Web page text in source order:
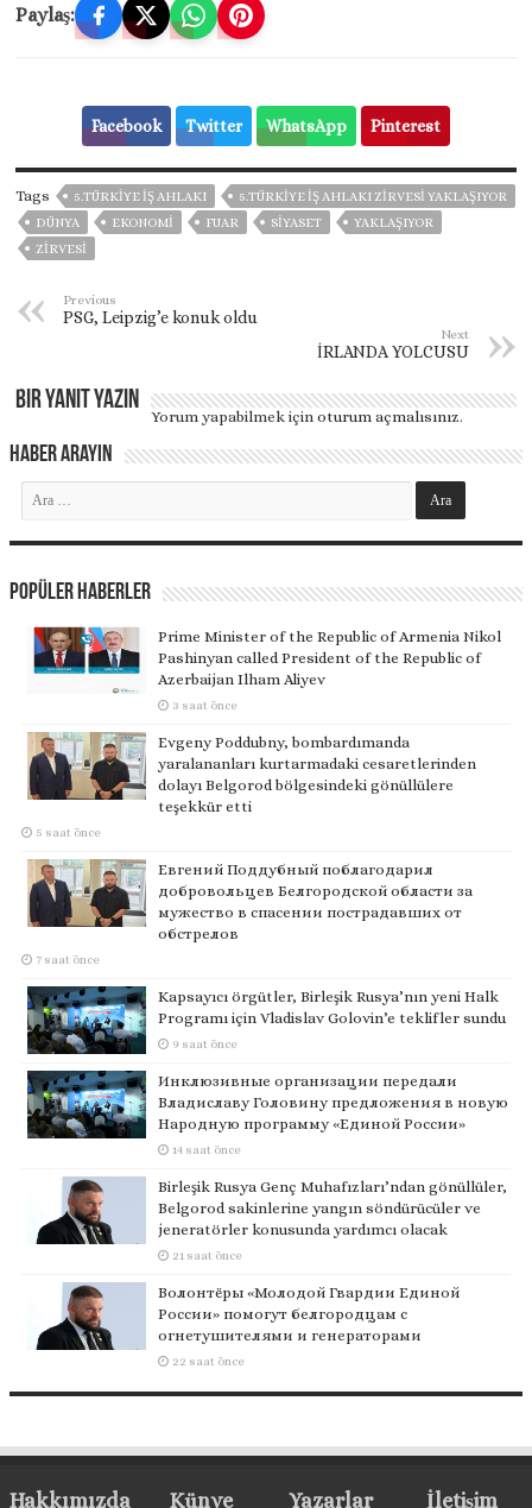
Paylaş:
Facebook Twitter WhatsApp Pinterest
Tags 5.TÜRKIYE İŞ AHLAKI
5.TÜRKIYE İŞ AHLAKI ZIRVESI YAKLAŞIYOR
DÜNYA
EKONOMİ FUAR SİYASET
YAKLAŞIYOR
ZIRVESI
Previous
PSG, Leipzig’e konuk oldu
Next
İRLANDA YOLCUSU
Bir yanıt yazın
Yorum yapabilmek içinoturum açmalısınız.
Haber Arayın
Popüler Haberler
Prime Minister of the Republic of Armenia Nikol
Pashinyan called President of the Republic of
Azerbaijan Ilham Aliyev
3 saat önce
Evgeny Poddubny, bombardımanda
yaralananları kurtarmadaki cesaretlerinden
dolayı Belgorod bölgesindeki gönüllülere
teşekkür etti
5 saat önce
Евгений Поддубный поблагодарил
добровольцев Белгородской области за
мужество в спасении пострадавших от
обстрелов
7 saat önce
Kapsayıcı örgütler, Birleşik Rusya’nın yeni Halk
Programı için Vladislav Golovin’e teklifler sundu
9 saat önce
Инклюзивные организации передали
Владиславу Головину предложения в новую
Народную программу «Единой России»
14 saat önce
Birleşik Rusya Genç Muhafızları’ndan gönüllüler,
Belgorod sakinlerine yangın söndürücüler ve
jeneratörler konusunda yardımcı olacak
21 saat önce
Волонтёры «Молодой Гвардии Единой
России» помогут белгородцам с
огнетушителями и генераторами
22 saat önce
Hakkımızda Künye Yazarlar İletişim